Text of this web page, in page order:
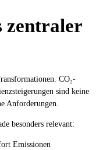
zentraler
CO₂-
sind keine
Anforderungen.
besonders relevant:
Emissionen